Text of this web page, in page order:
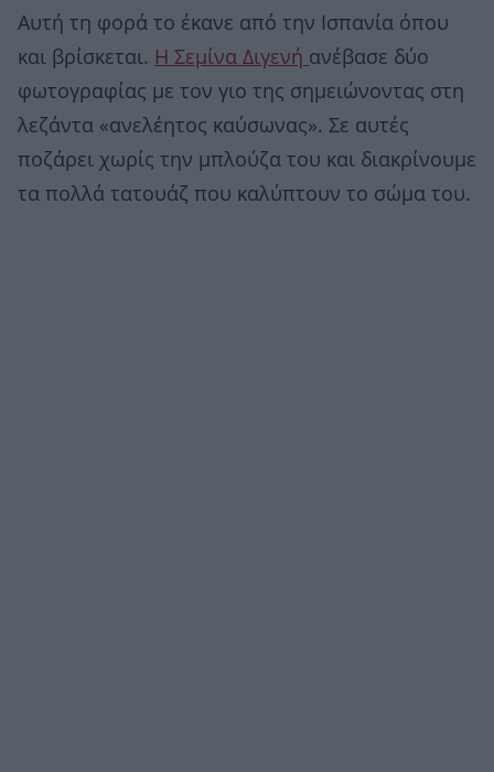
Αυτή τη φορά το έκανε από την Ισπανία όπου
και βρίσκεται. Η Σεμίνα Διγενή ανέβασε δύο
φωτογραφίας με τον γιο της σημειώνοντας στη
λεζάντα «ανελέητος καύσωνας». Σε αυτές
ποζάρει χωρίς την μπλούζα του και διακρίνουμε
τα πολλά τατουάζ που καλύπτουν το σώμα του.